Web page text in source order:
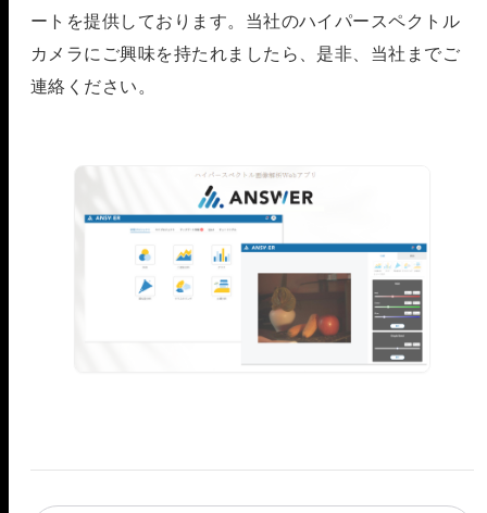
ートを提供しております。当社のハイパースペクトル
カメラにご興味を持たれましたら、是非、当社までご
連絡ください。